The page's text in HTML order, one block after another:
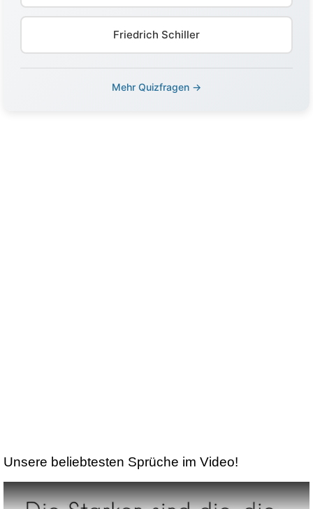
Friedrich Schiller
Mehr Quizfragen →
Unsere beliebtesten Sprüche im Video!